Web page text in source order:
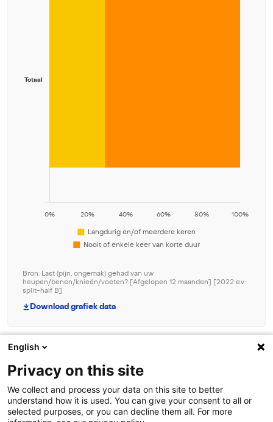
Om de beste ervaringen te bieden, gebruiken wij technologieën zoals
cookies om informatie over je apparaat op te slaan en/of te raadplegen.
Door in te stemmen met deze technologieën kunnen wij gegevens zoals
surfgedrag of unieke ID's op deze site verwerken. Als je geen toestemming
Bron: Last (pijn, ongemak) gehad van uw
heupen/benen/knieën/voeten? [Afgelopen 12 maanden] [2022 e.v.:
split-half B]
Download grafiek data
Contact
English
Privacy on this site
We collect and process your data on this site to better
understand how it is used. You can give your consent to all or
selected purposes, or you can decline them all. For more